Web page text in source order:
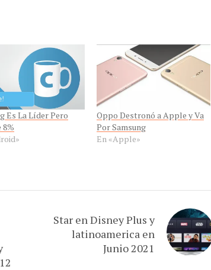
Es La Líder Pero
8%
Oppo Destronó a Apple y Va
Por Samsung
En «Apple»
Star en Disney Plus y
latinoamerica en
Junio 2021